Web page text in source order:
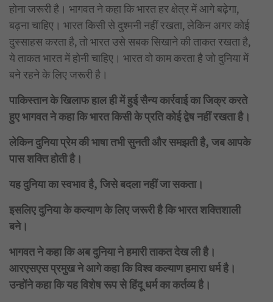
होना जरूरी है। भागवत ने कहा कि भारत हर क्षेत्र में आगे बढ़ेगा,
बढ़ना चाहिए। भारत किसी से दुश्मनी नहीं रखता, लेकिन अगर कोई
दुस्साहस करता है, तो भारत उसे सबक सिखाने की ताकत रखता है,
ये ताकत भारत में होनी चाहिए। भारत वो काम करता है जो दुनिया में
बने रहने के लिए जरूरी है।
पाकिस्तान के खिलाफ हाल ही में हुई सैन्य कार्रवाई का जिक्र करते
हुए भागवत ने कहा कि भारत किसी के प्रति कोई द्वेष नहीं रखता है।
लेकिन दुनिया प्रेम की भाषा तभी सुनती और समझती है, जब आपके
पास शक्ति होती है।
यह दुनिया का स्वभाव है, जिसे बदला नहीं जा सकता।
इसलिए दुनिया के कल्याण के लिए जरूरी है कि भारत शक्तिशाली
बने।
भागवत ने कहा कि अब दुनिया ने हमारी ताकत देख ली है।
आरएसएस प्रमुख ने आगे कहा कि विश्व कल्याण हमारा धर्म है।
उन्होंने कहा कि यह विशेष रूप से हिंदू धर्म का कर्तव्य है।